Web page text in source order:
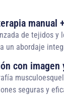
manual
de tejidos y
un abordaje
con
seguras y